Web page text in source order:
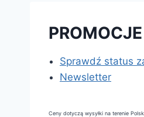
PROMOCJE
Sprawdź status
Newsletter
Ceny dotyczą wysyłki na terenie